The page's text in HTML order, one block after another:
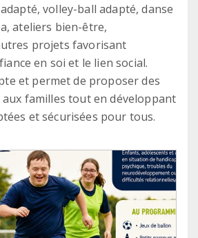
volley-ball adapté, danse
ateliers bien-être,
projets favorisant
en soi et le lien social.
et permet de proposer des
familles tout en développant
et sécurisées pour tous.